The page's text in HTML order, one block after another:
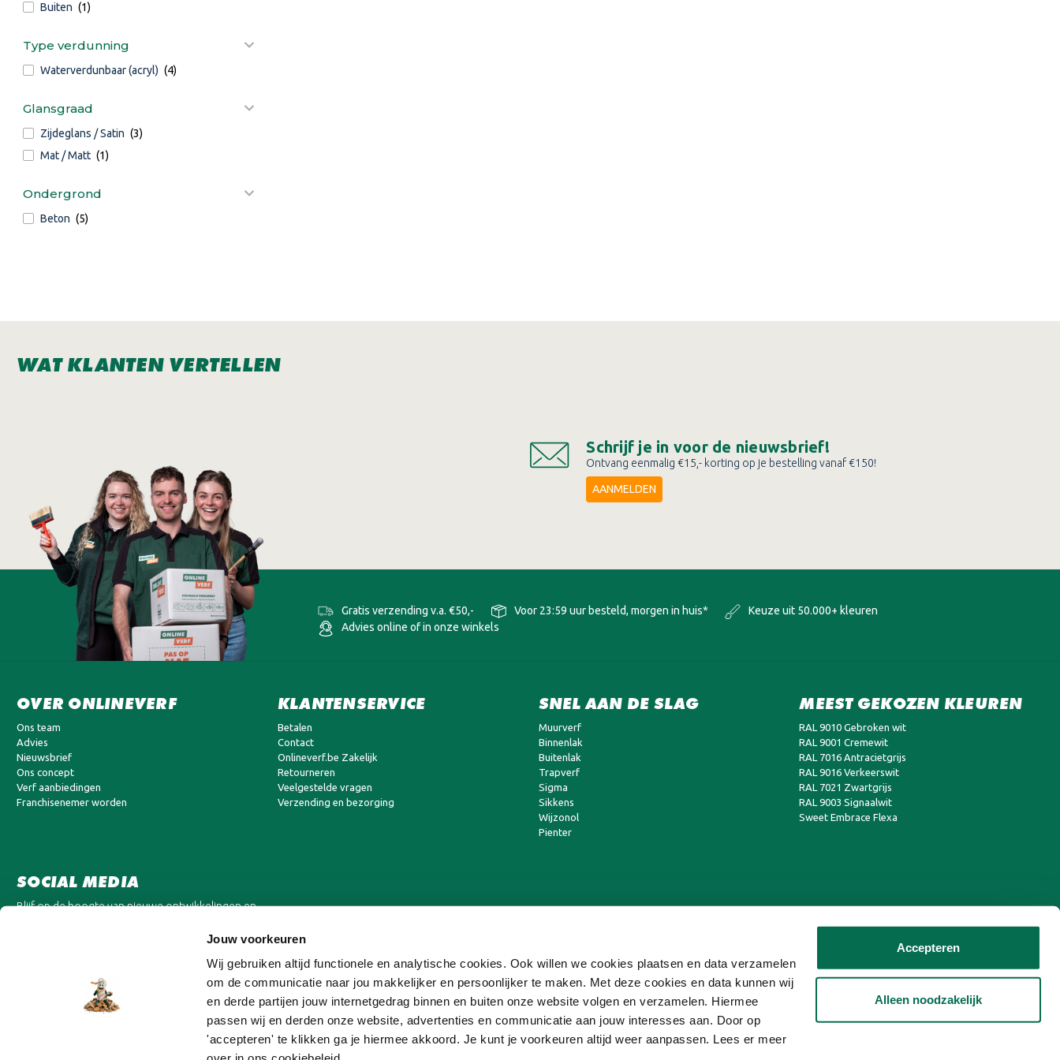
Jouw voorkeuren
Wij gebruiken altijd functionele en analytische cookies. Ook willen we cookies plaatsen en data verzamelen
om de communicatie naar jou makkelijker en persoonlijker te maken. Met deze cookies en data kunnen wij
en derde partijen jouw internetgedrag binnen en buiten onze website volgen en verzamelen. Hiermee
passen wij en derden onze website, advertenties en communicatie aan jouw interesses aan. Door op
'accepteren' te klikken ga je hiermee akkoord. Je kunt je voorkeuren altijd weer aanpassen. Lees er meer
Accepteren
Alleen noodzakelijk
Buiten (1)
Type verdunning
Waterverdunbaar (acryl) (4)
Glansgraad
Zijdeglans / Satin (3)
Mat / Matt (1)
Ondergrond
Beton (5)
WAT KLANTEN VERTELLEN
Schrijf je in voor de nieuwsbrief!
Ontvang eenmalig €15,- korting op je bestelling vanaf €150!
AANMELDEN
Gratis verzending v.a. €50,- Voor 23:59 uur besteld, morgen in huis*
Keuze uit 50.000+ kleuren
Advies online of in onze winkels
OVER ONLINEVERF
Ons team
Advies
Nieuwsbrief
Ons concept
Verf aanbiedingen
Franchisenemer worden
KLANTENSERVICE
Betalen
Contact
Onlineverf.be Zakelijk
Retourneren
Veelgestelde vragen
Verzending en bezorging
SNEL AAN DE SLAG
Muurverf
Binnenlak
Buitenlak
Trapverf
Sigma
Sikkens
Wijzonol
Pienter
MEEST GEKOZEN KLEUREN
RAL 9010 Gebroken wit
RAL 9001 Cremewit
RAL 7016 Antracietgrijs
RAL 9016 Verkeerswit
RAL 7021 Zwartgrijs
RAL 9003 Signaalwit
Sweet Embrace Flexa
SOCIAL MEDIA
Blijf op de hoogte van nieuwe ontwikkelingen en